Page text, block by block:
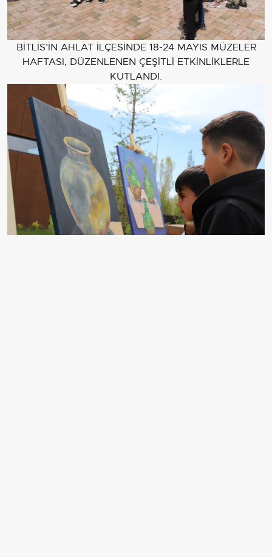
BİTLİS’İN AHLAT İLÇESİNDE 18-24 MAYIS MÜZELER
HAFTASI, DÜZENLENEN ÇEŞİTLİ ETKİNLİKLERLE
KUTLANDI.